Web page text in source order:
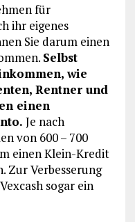
für
ihr eigenes
Sie darum einen
Selbst
wie
Rentner und
einen
Je nach
von 600 – 700
einen Klein-Kredit
Zur Verbesserung
sogar ein